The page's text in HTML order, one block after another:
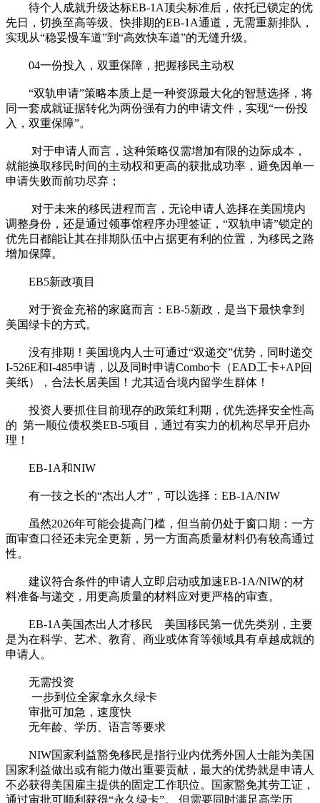
待个人成就升级达标EB-1A顶尖标准后，依托已锁定的优
先日，切换至高等级、快排期的EB-1A通道，无需重新排队，
实现从“稳妥慢车道”到“高效快车道”的无缝升级。
04一份投入，双重保障，把握移民主动权
“双轨申请”策略本质上是一种资源最大化的智慧选择，将
同一套成就证据转化为两份强有力的申请文件，实现“一份投
入，双重保障”。
对于申请人而言，这种策略仅需增加有限的边际成本，
就能换取移民时间的主动权和更高的获批成功率，避免因单一
申请失败而前功尽弃；
对于未来的移民进程而言，无论申请人选择在美国境内
调整身份，还是通过领事馆程序办理签证，“双轨申请”锁定的
优先日都能让其在排期队伍中占据更有利的位置，为移民之路
增加保障。
EB5新政项目
对于资金充裕的家庭而言：EB-5新政，是当下最快拿到
美国绿卡的方式。
没有排期！美国境内人士可通过“双递交”优势，同时递交
I-526E和I-485申请，以及同时申请Combo卡（EAD工卡+AP回
美纸），合法长居美国！尤其适合境内留学生群体！
投资人要抓住目前现存的政策红利期，优先选择安全性高
的 第一顺位债权类EB-5项目，通过有实力的机构尽早开启办
理！
EB-1A和NIW
有一技之长的“杰出人才”，可以选择：EB-1A/NIW
虽然2026年可能会提高门槛，但当前仍处于窗口期：一方
面审查口径还未完全更新，另一方面高质量材料仍有较高通过
性。
建议符合条件的申请人立即启动或加速EB-1A/NIW的材
料准备与递交，用更高质量的材料应对更严格的审查。
EB-1A美国杰出人才移民 美国移民第一优先类别，主要
是为在科学、艺术、教育、商业或体育等领域具有卓越成就的
申请人。
无需投资
一步到位全家拿永久绿卡
审批可加急，速度快
无年龄、学历、语言等要求
NIW国家利益豁免移民是指行业内优秀外国人士能为美国
国家利益做出或有能力做出重要贡献，最大的优势就是申请人
不必获得美国雇主提供的固定工作职位。国家豁免其劳工证，
通过审批可顺利获得“永久绿卡”。 但需要同时满足高学历、